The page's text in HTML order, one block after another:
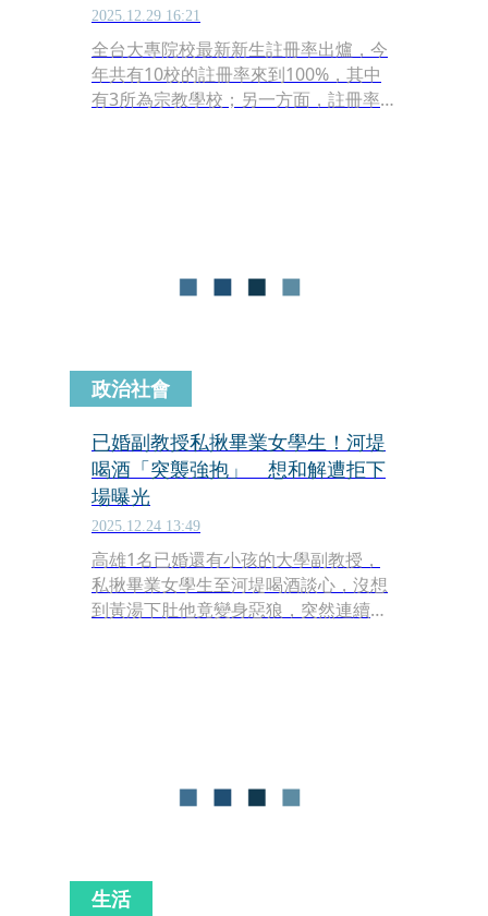
2025.12.29 16:21
全台大專院校最新新生註冊率出爐，今
年共有10校的註冊率來到100%，其中
有3所為宗教學校；另一方面，註冊率
政治社會
已婚副教授私揪畢業女學生！河堤
喝酒「突襲強抱」 想和解遭拒下
場曝光
2025.12.24 13:49
高雄1名已婚還有小孩的大學副教授，
私揪畢業女學生至河堤喝酒談心，沒想
到黃湯下肚他竟變身惡狼，突然連續擁
生活